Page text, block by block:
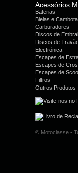
Acessórios
Baterias
Bielas e
Carburadores
Discos de
Discos de
Electrónica
Escapes de
Escapes de
Escapes de
Filtros
Outros Produtos
© Motoclasse -